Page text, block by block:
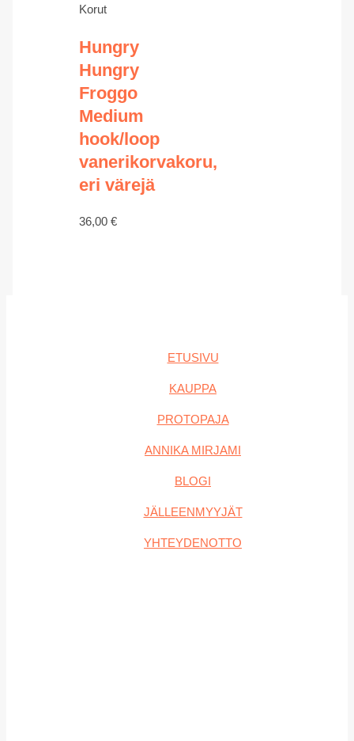
Korut
Hungry
Hungry
Froggo
Medium
hook/loop
vanerikorvakoru,
eri värejä
36,00 €
ETUSIVU
KAUPPA
PROTOPAJA
ANNIKA MIRJAMI
BLOGI
JÄLLEENMYYJÄT
YHTEYDENOTTO